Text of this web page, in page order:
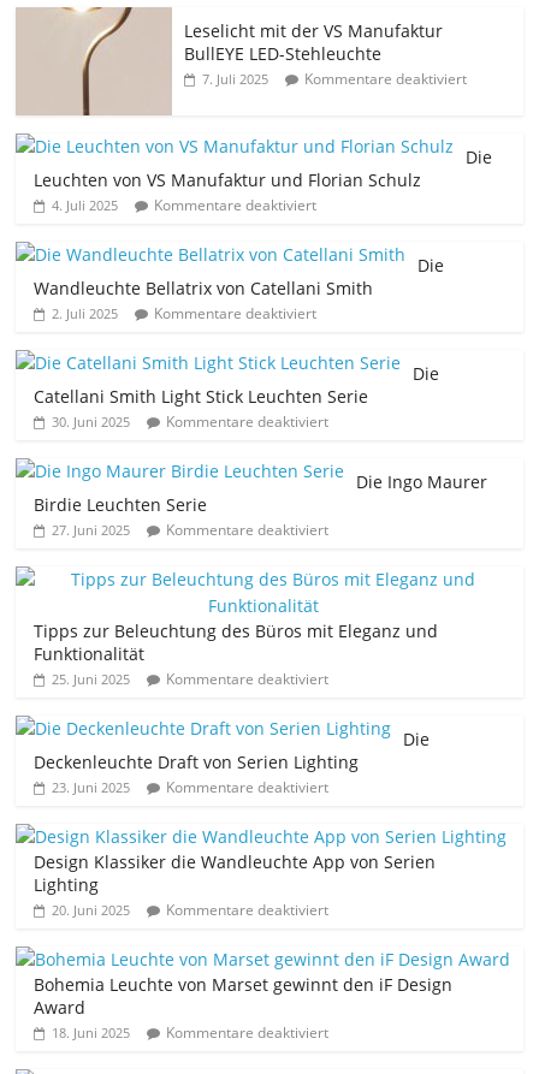
Leselicht mit der VS Manufaktur
BullEYE LED-Stehleuchte
7. Juli 2025 Kommentare deaktiviert
Die
Leuchten von VS Manufaktur und Florian Schulz
4. Juli 2025 Kommentare deaktiviert
Die
Wandleuchte Bellatrix von Catellani Smith
2. Juli 2025 Kommentare deaktiviert
Die
Catellani Smith Light Stick Leuchten Serie
30. Juni 2025 Kommentare deaktiviert
Die Ingo Maurer
Birdie Leuchten Serie
27. Juni 2025 Kommentare deaktiviert
Tipps zur Beleuchtung des Büros mit Eleganz und
Funktionalität
25. Juni 2025 Kommentare deaktiviert
Die
Deckenleuchte Draft von Serien Lighting
23. Juni 2025 Kommentare deaktiviert
Design Klassiker die Wandleuchte App von Serien
Lighting
20. Juni 2025 Kommentare deaktiviert
Bohemia Leuchte von Marset gewinnt den iF Design
Award
18. Juni 2025 Kommentare deaktiviert